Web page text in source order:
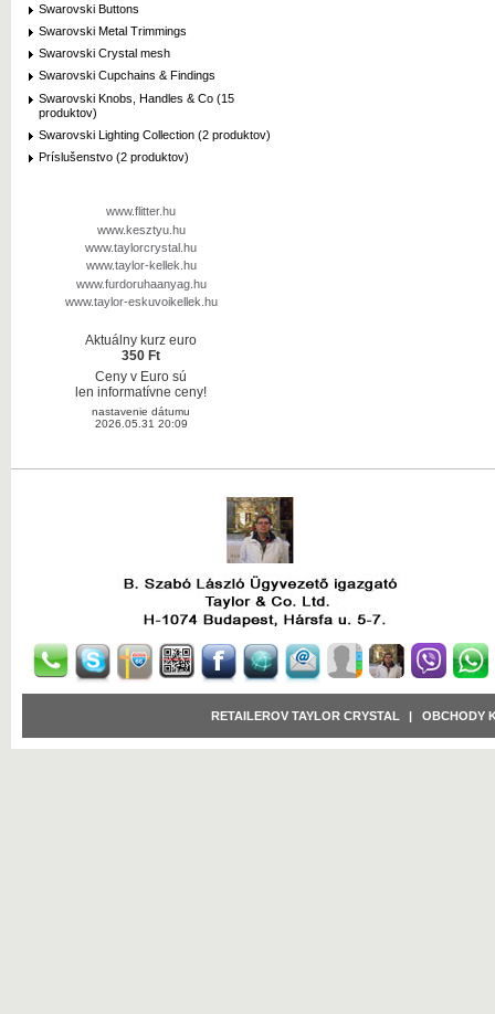
Swarovski Buttons
Swarovski Metal Trimmings
Swarovski Crystal mesh
Swarovski Cupchains & Findings
Swarovski Knobs, Handles & Co (15
produktov)
Swarovski Lighting Collection (2 produktov)
Príslušenstvo (2 produktov)
www.flitter.hu
www.kesztyu.hu
www.taylorcrystal.hu
www.taylor-kellek.hu
www.furdoruhaanyag.hu
www.taylor-eskuvoikellek.hu
Aktuálny kurz euro
350 Ft
Ceny v Euro sú
len informatívne ceny!
nastavenie dátumu
2026.05.31 20:09
RETAILEROV TAYLOR CRYSTAL OBCHODY